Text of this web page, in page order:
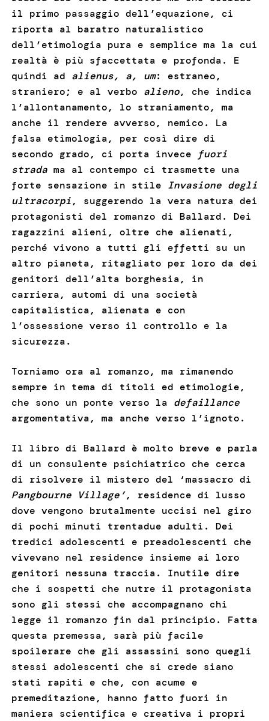
il primo passaggio dell’equazione, ci
riporta al baratro naturalistico
dell’etimologia pura e semplice ma la cui
realtà è più sfaccettata e profonda. E
quindi ad alienus, a, um: estraneo,
straniero; e al verbo alieno, che indica
l’allontanamento, lo straniamento, ma
anche il rendere avverso, nemico. La
falsa etimologia, per così dire di
secondo grado, ci porta invece
fuori
stradama al contempo ci trasmette una
forte sensazione in stile Invasione degli
ultracorpi, suggerendo la vera natura dei
protagonisti del romanzo di Ballard. Dei
ragazzini alieni, oltre che alienati,
perché vivono a tutti gli effetti su un
altro pianeta, ritagliato per loro da dei
genitori dell’alta borghesia, in
carriera, automi di una società
capitalistica, alienata e con
l’ossessione verso il controllo e la
sicurezza.
Torniamo ora al romanzo, ma rimanendo
sempre in tema di titoli ed etimologie,
che sono un ponte verso la defaillance
argomentativa, ma anche verso l’ignoto.
Il libro di Ballard è molto breve e parla
di un consulente psichiatrico che cerca
di risolvere il mistero del ‘massacro di
Pangbourne Village’, residence di lusso
dove vengono brutalmente uccisi nel giro
di pochi minuti trentadue adulti. Dei
tredici adolescenti e preadolescenti che
vivevano nel residence insieme ai loro
genitori nessuna traccia. Inutile dire
che i sospetti che nutre il protagonista
sono gli stessi che accompagnano chi
legge il romanzo fin dal principio. Fatta
questa premessa, sarà più facile
spoilerare che gli assassini sono quegli
stessi adolescenti che si crede siano
stati rapiti e che, con acume e
premeditazione, hanno fatto fuori in
maniera scientifica e creativa i propri